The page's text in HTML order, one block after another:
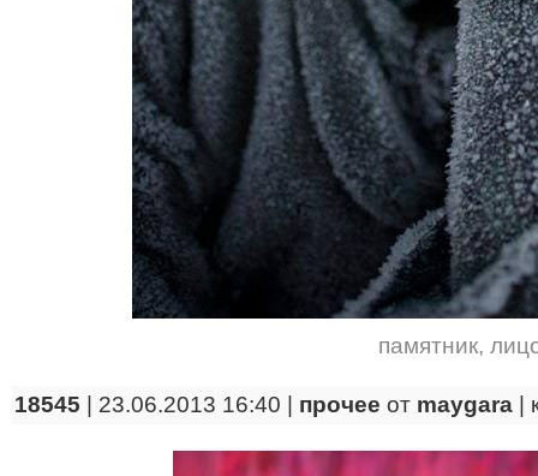
памятник,
18545 | 23.06.2013 16:40 | прочее от maygara